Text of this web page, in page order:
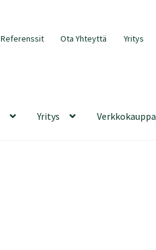
Referenssit Ota Yhteyttä Yritys
Yritys Verkkokauppa